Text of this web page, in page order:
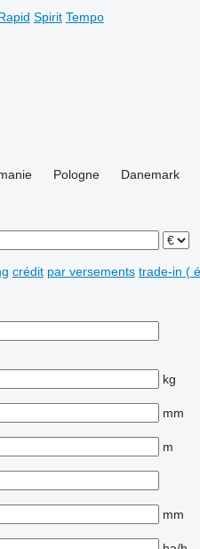
Spirit Tempo
Pologne
Danemark
crédit par versements trade-in (
kg
mm
m
mm